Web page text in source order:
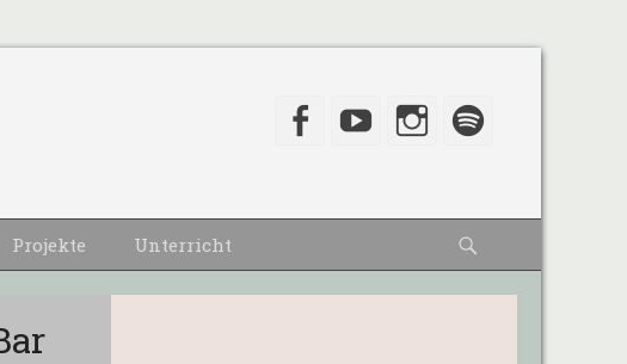
Facebook
YouTubeInstagram
Projekte Unterricht